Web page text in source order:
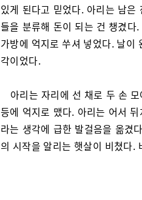
있게 된다고 믿었다. 아리는 남
들을 분류해 돈이 되는 건 챙겼다
가방에 억지로 쑤셔 넣었다. 날이
각이었다.
아리는 자리에 선 채로 두 손
등에 억지로 맸다. 아리는 어서
라는 생각에 급한 발걸음을 옮겼
의 시작을 알리는 햇살이 비쳤다.